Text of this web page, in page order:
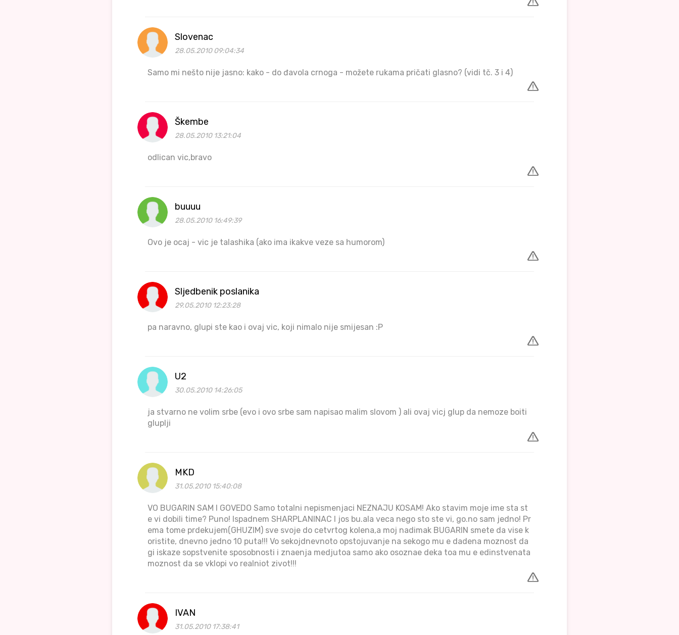
Slovenac
28.05.2010 09:04:34
Samo mi nešto nije jasno: kako - do đavola crnoga - možete rukama pričati glasno? (vidi tč. 3 i 4)
Škembe
28.05.2010 13:21:04
odlican vic,bravo
buuuu
28.05.2010 16:49:39
Ovo je ocaj - vic je talashika (ako ima ikakve veze sa humorom)
Sljedbenik poslanika
29.05.2010 12:23:28
pa naravno, glupi ste kao i ovaj vic, koji nimalo nije smijesan :P
U2
30.05.2010 14:26:05
ja stvarno ne volim srbe (evo i ovo srbe sam napisao malim slovom ) ali ovaj vicj glup da nemoze boiti
gluplji
MKD
31.05.2010 15:40:08
VO BUGARIN SAM I GOVEDO Samo totalni nepismenjaci NEZNAJU KOSAM! Ako stavim moje ime sta st
e vi dobili time? Puno! Ispadnem SHARPLANINAC I jos bu.ala veca nego sto ste vi, go.no sam jedno! Pr
ema tome prdekujem(GHUZIM) sve svoje do cetvrtog kolena,a moj nadimak BUGARIN smete da vise k
oristite, dnevno jedno 10 puta!!! Vo sekojdnevnoto opstojuvanje na sekogo mu e dadena moznost da
gi iskaze sopstvenite sposobnosti i znaenja medjutoa samo ako osoznae deka toa mu e edinstvenata
moznost da se vklopi vo realniot zivot!!!
IVAN
31.05.2010 17:38:41